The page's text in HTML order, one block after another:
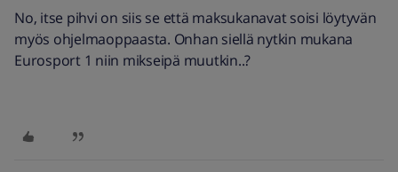
No, itse pihvi on siis se että maksukanavat soisi löytyvän
myös ohjelmaoppaasta. Onhan siellä nytkin mukana
Eurosport 1 niin mikseipä muutkin..?